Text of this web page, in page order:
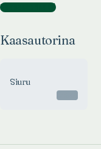
Kaasautorina )
Kaasautorina
Siuru